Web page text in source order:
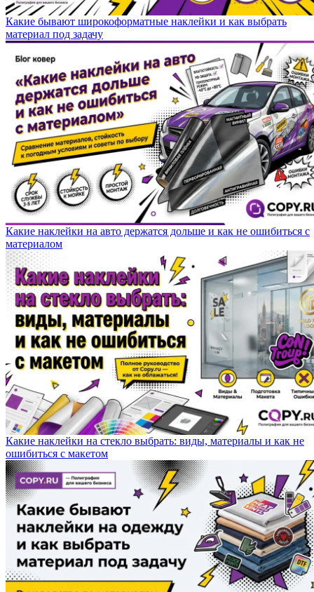
Какие бывают широкоформатные наклейки и как выбрать
материал под задачу
Какие наклейки на авто держатся дольше и как не ошибиться с
материалом
Какие наклейки на стекло выбрать: виды, материалы и как не
ошибиться с макетом